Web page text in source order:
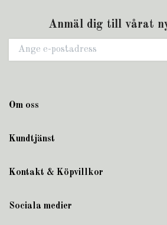
Anmäl dig till vårat
Om oss
Kundtjänst
Kontakt & Köpvillkor
Sociala medier